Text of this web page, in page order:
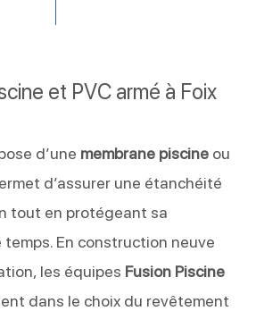
et PVC armé à Foix
d’une membrane piscineou
d’assurer une étanchéité
tout en protégeant sa
En construction neuve
les équipes Fusion Piscine
dans le choix du revêtement